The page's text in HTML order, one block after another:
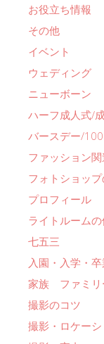
お役立ち情報
その他
イベント
ウェディング
ニューボーン
ハーフ成人式/
バースデー/
ファッション関
フォトショッ
プロフィール
ライトルーム
七五三
入園・入学・卒
家族 ファミリ
撮影のコツ
撮影・ロケーシ